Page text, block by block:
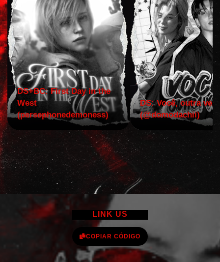
DS+BC: First Day in the
West
(persephonedemoness)
DS: Você, outra vez!
(@domodachii)
LINK US
COPIAR CÓDIGO